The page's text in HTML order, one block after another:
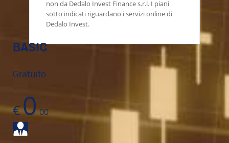
non da Dedalo Invest Finance s.r.l. I piani
sotto indicati riguardano i servizi online di
Dedalo Invest.
BASIC
Gratuito
€000